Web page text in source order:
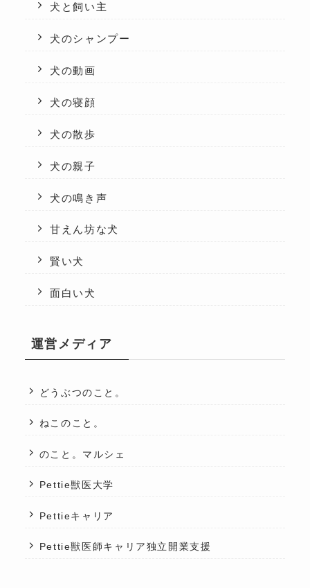
犬と飼い主
犬のシャンプー
犬の動画
犬の寝顔
犬の散歩
犬の親子
犬の鳴き声
甘えん坊な犬
賢い犬
面白い犬
運営メディア
どうぶつのこと。
ねこのこと。
のこと。マルシェ
Pettie獣医大学
Pettieキャリア
Pettie獣医師キャリア独立開業支援